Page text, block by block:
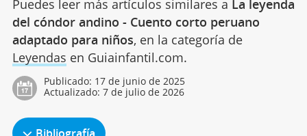
Puedes leer más artículos similares a La leyenda
del cóndor andino - Cuento corto peruano
adaptado para niños, en la categoría de
Leyendas en Guiainfantil.com.
Publicado: 17 de junio de 2025
Actualizado: 7 de julio de 2026